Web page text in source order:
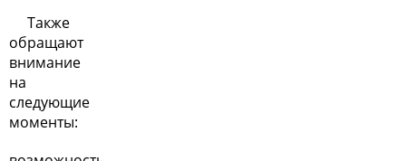
Также
обращают
внимание
на
следующие
моменты: